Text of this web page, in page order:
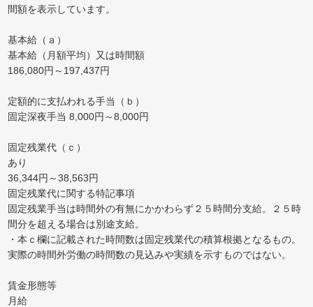
間額を表示しています。
基本給（ａ）
基本給（月額平均）又は時間額
186,080円～197,437円
定額的に支払われる手当（ｂ）
固定深夜手当 8,000円～8,000円
固定残業代（ｃ）
あり
36,344円～38,563円
固定残業代に関する特記事項
固定残業手当は時間外の有無にかかわらず２５時間分支給。２５時
間分を超える場合は別途支給。
・本ｃ欄に記載された時間数は固定残業代の積算根拠となるもの。
実際の時間外労働の時間数の見込みや実績を示すものではない。
賃金形態等
月給